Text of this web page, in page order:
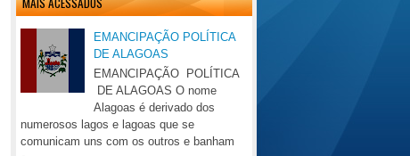
EMANCIPAÇÃO POLÍTICA
DE ALAGOAS
EMANCIPAÇÃO POLÍTICA
DE ALAGOAS O nome
Alagoas é derivado dos
numerosos lagos e lagoas que se
comunicam uns com os outros e banham